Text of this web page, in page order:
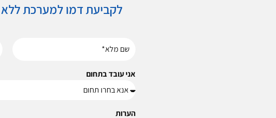
לקביעת דמו למערכת
אני עובד בתחום
הערות